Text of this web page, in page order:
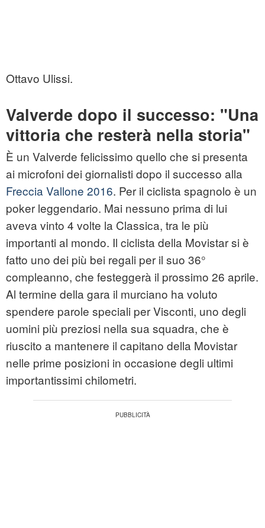
Ottavo Ulissi.
Valverde dopo il successo: "Una
vittoria che resterà nella storia"
È un Valverde felicissimo quello che si presenta
ai microfoni dei giornalisti dopo il successo alla
Freccia Vallone 2016. Per il ciclista spagnolo è un
poker leggendario. Mai nessuno prima di lui
aveva vinto 4 volte la Classica, tra le più
importanti al mondo. Il ciclista della Movistar si è
fatto uno dei più bei regali per il suo 36°
compleanno, che festeggerà il prossimo 26 aprile.
Al termine della gara il murciano ha voluto
spendere parole speciali per Visconti, uno degli
uomini più preziosi nella sua squadra, che è
riuscito a mantenere il capitano della Movistar
nelle prime posizioni in occasione degli ultimi
importantissimi chilometri.